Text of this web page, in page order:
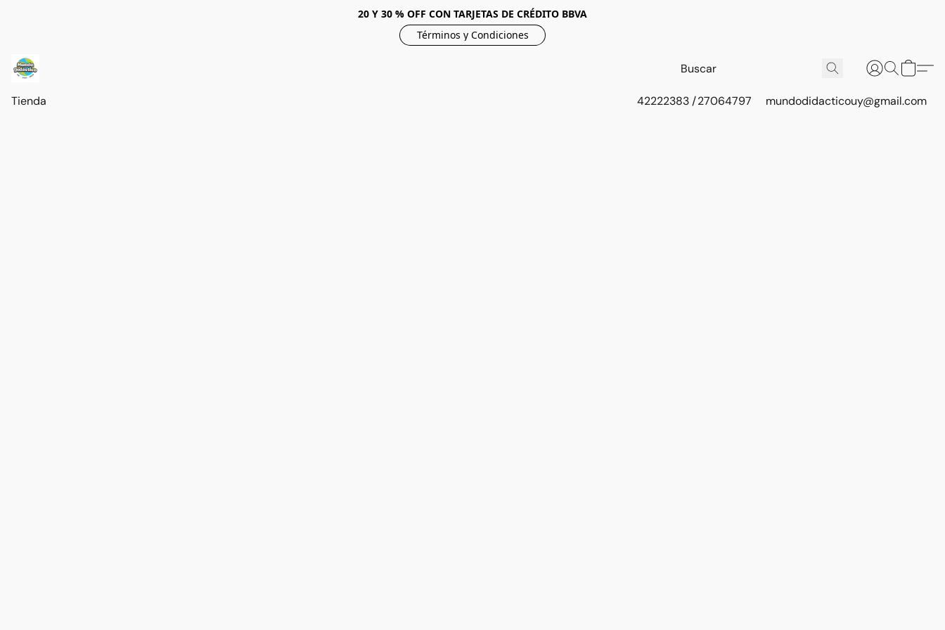
20 Y 30 % OFF CON TARJETAS DE CRÉDITO BBVA
Términos y Condiciones
Tienda 42222383 / 27064797 mundodidacticouy@gmail.com